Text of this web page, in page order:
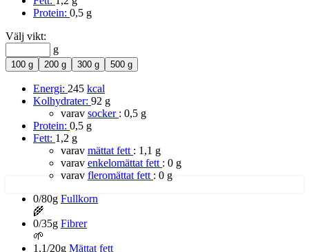
Protein: 0,5 g
Välj vikt:
g
100 g 200 g 300 g 500 g
Energi: 245 kcal
Kolhydrater: 92 g
varav socker : 0,5 g
Protein: 0,5 g
Fett: 1,2 g
varav mättat fett : 1,1 g
varav enkelomättat fett : 0 g
varav fleromättat fett : 0 g
0/80g Fullkorn
🌾
0/35g Fibrer
🌱
1,1/20g Mättat fett